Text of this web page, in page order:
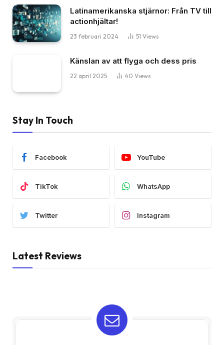
Latinamerikanska stjärnor: Från TV till
actionhjältar!
23 februari 2024 51 Views
Känslan av att flyga och dess pris
22 april 2025 40 Views
Stay In Touch
Facebook YouTube
TikTok WhatsApp
Twitter Instagram
Latest Reviews